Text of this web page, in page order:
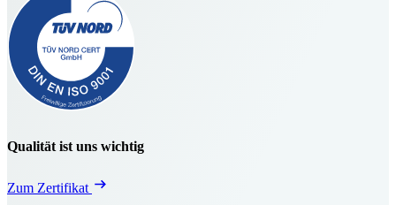
Qualität ist uns wichtig
Zum Zertifikat